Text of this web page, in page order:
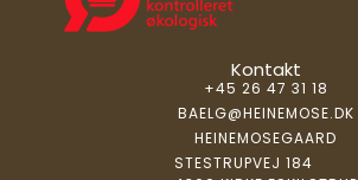
Kontakt
+45 26 47 31 18
BAELG@HEINEMOSE.DK
HEINEMOSEGAARD
STESTRUPVEJ 184